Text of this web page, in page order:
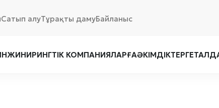
Сатып алуТұрақты дамуБайланыс
КОМПАНИЯЛАРҒАӘКІМДІКТЕРГЕ